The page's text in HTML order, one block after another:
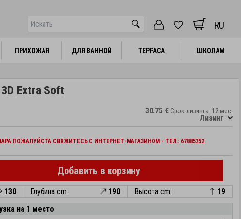
RU
ПРИХОЖАЯ ДЛЯ ВАННОЙ ТЕРРАСА ШКОЛАМ
ПРИХОЖАЯ ДЛЯ ВАННОЙ ТЕРРАСА ШКОЛАМ
Extra Soft
30.75 € Срок лизинга: 12 мес.
Лизинг
ПОЖАЛУЙСТА СВЯЖИТЕСЬ С ИНТЕРНЕТ-МАГАЗИНОМ - ТЕЛ.: 67885252
Добавить в корзину
130 Глубина cm: 190 Высота cm:
19
на 1 место